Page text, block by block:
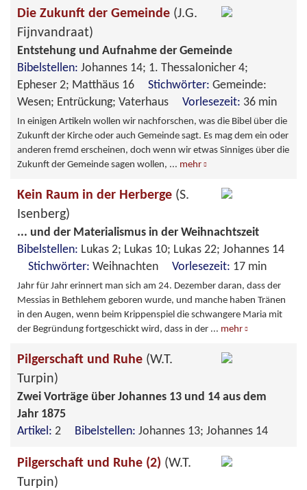
Die Zukunft der Gemeinde (J.G.
Fijnvandraat)
Entstehung und Aufnahme der Gemeinde
Bibelstellen: Johannes 14; 1. Thessalonicher 4;
Epheser 2; Matthäus 16 Stichwörter: Gemeinde:
Wesen; Entrückung; Vaterhaus Vorlesezeit: 36 min
In einigen Artikeln wollen wir nachforschen, was die Bibel über die
Zukunft der Kirche oder auch Gemeinde sagt. Es mag dem ein oder
anderen fremd erscheinen, doch wenn wir etwas Sinniges über die
Zukunft der Gemeinde sagen wollen, ... mehr
Kein Raum in der Herberge (S.
Isenberg)
... und der Materialismus in der Weihnachtszeit
Bibelstellen: Lukas 2; Lukas 10; Lukas 22; Johannes 14
Stichwörter: Weihnachten Vorlesezeit: 17 min
Jahr für Jahr erinnert man sich am 24. Dezember daran, dass der
Messias in Bethlehem geboren wurde, und manche haben Tränen
in den Augen, wenn beim Krippenspiel die schwangere Maria mit
der Begründung fortgeschickt wird, dass in der ... mehr
Pilgerschaft und Ruhe (W.T.
Turpin)
Zwei Vorträge über Johannes 13 und 14 aus dem
Jahr 1875
Artikel: 2 Bibelstellen: Johannes 13; Johannes 14
Pilgerschaft und Ruhe (2) (W.T.
Turpin)